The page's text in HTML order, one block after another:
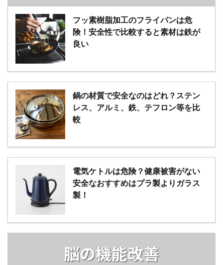
フッ素樹脂加工のフライパンは危
険！安全性で比較すると素材は鉄が
良い
鍋の材質で安全なのはどれ？ステン
レス、アルミ、鉄、テフロン等を比
較
電気ケトルは危険？健康被害がない
安全なおすすめはプラ製よりガラス
製！
脳の機能改善